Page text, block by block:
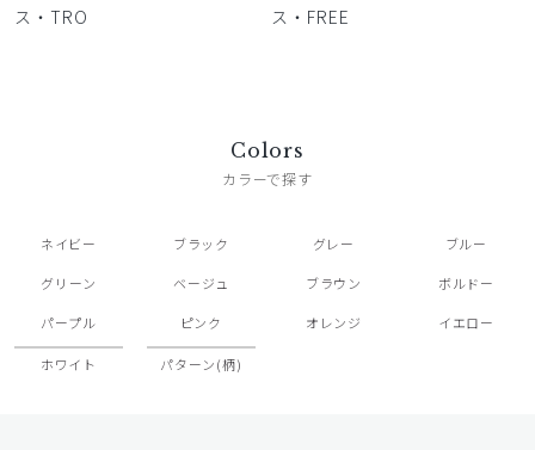
ス・TRO
ス・FREE
Colors
カラーで探す
ネイビー ブラック グレー ブルー
グリーン ベージュ ブラウン ボルドー
パープル ピンク オレンジ イエロー
ホワイト パターン(柄)